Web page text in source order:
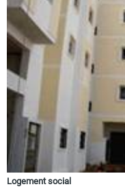
Logement social